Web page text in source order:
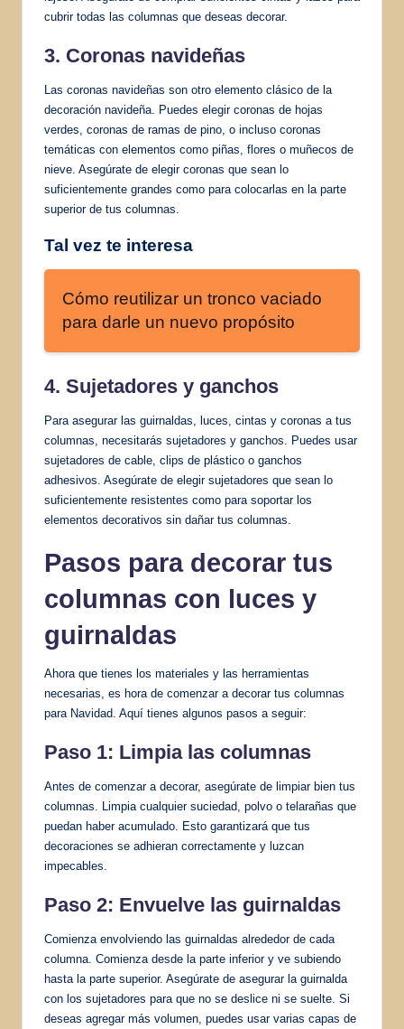
cubrir todas las columnas que deseas decorar.
3. Coronas navideñas
Las coronas navideñas son otro elemento clásico de la
decoración navideña. Puedes elegir coronas de hojas
verdes, coronas de ramas de pino, o incluso coronas
temáticas con elementos como piñas, flores o muñecos de
nieve. Asegúrate de elegir coronas que sean lo
suficientemente grandes como para colocarlas en la parte
superior de tus columnas.
Tal vez te interesa
Cómo reutilizar un tronco vaciado
para darle un nuevo propósito
4. Sujetadores y ganchos
Para asegurar las guirnaldas, luces, cintas y coronas a tus
columnas, necesitarás sujetadores y ganchos. Puedes usar
sujetadores de cable, clips de plástico o ganchos
adhesivos. Asegúrate de elegir sujetadores que sean lo
suficientemente resistentes como para soportar los
elementos decorativos sin dañar tus columnas.
Pasos para decorar tus
columnas con luces y
guirnaldas
Ahora que tienes los materiales y las herramientas
necesarias, es hora de comenzar a decorar tus columnas
para Navidad. Aquí tienes algunos pasos a seguir:
Paso 1: Limpia las columnas
Antes de comenzar a decorar, asegúrate de limpiar bien tus
columnas. Limpia cualquier suciedad, polvo o telarañas que
puedan haber acumulado. Esto garantizará que tus
decoraciones se adhieran correctamente y luzcan
impecables.
Paso 2: Envuelve las guirnaldas
Comienza envolviendo las guirnaldas alrededor de cada
columna. Comienza desde la parte inferior y ve subiendo
hasta la parte superior. Asegúrate de asegurar la guirnalda
con los sujetadores para que no se deslice ni se suelte. Si
deseas agregar más volumen, puedes usar varias capas de